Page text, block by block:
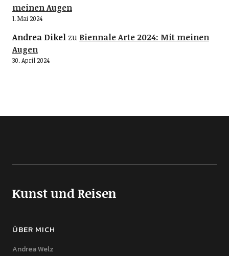
meinen Augen
1. Mai 2024
Andrea Dikelzu Biennale Arte 2024: Mit meinen
Augen
30. April 2024
Kunst und Reisen
ÜBER MICH
Andrea Welz